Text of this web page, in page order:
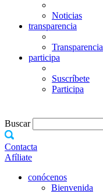
Noticias
transparencia
Transparencia
participa
Suscríbete
Participa
Buscar
Contacta
Afíliate
conócenos
Bienvenida